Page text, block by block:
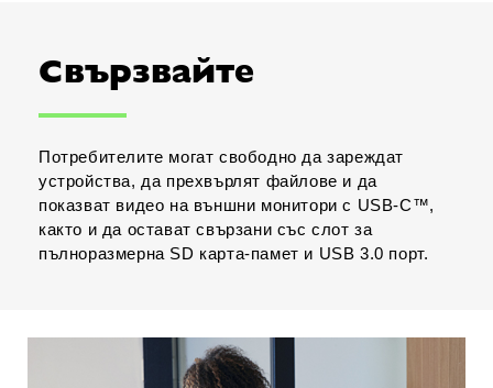
Свързвайте
Потребителите могат свободно да зареждат
устройства, да прехвърлят файлове и да
показват видео на външни монитори с USB-C™,
както и да остават свързани със слот за
пълноразмерна SD карта-памет и USB 3.0 порт.